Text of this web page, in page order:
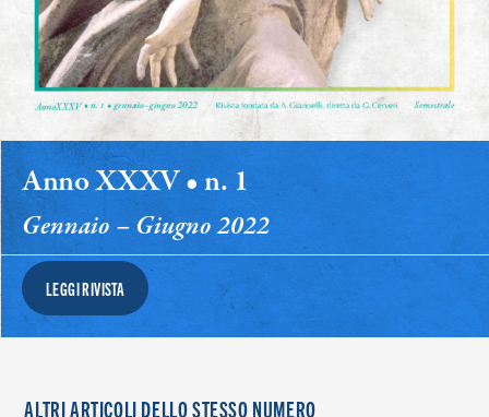
Anno XXXV • n. 1
Gennaio – Giugno 2022
LEGGI RIVISTA
ALTRI ARTICOLI DELLO STESSO NUMERO